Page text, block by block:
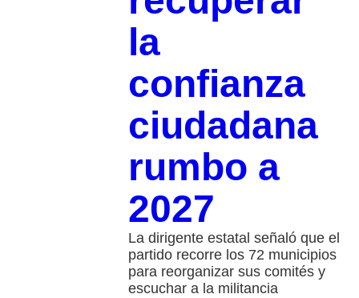
la
confianza
ciudadana
rumbo a
2027
La dirigente estatal señaló que el
partido recorre los 72 municipios
para reorganizar sus comités y
escuchar a la militancia